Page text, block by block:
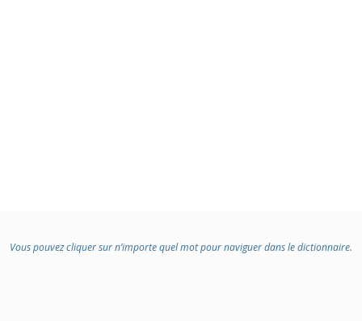
Vous pouvez cliquer sur n’importe quel mot pour naviguer dans le dictionnaire.